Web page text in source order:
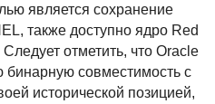
является сохранение
, также доступно ядро Red
отметить, что Oracle
бинарную совместимость с
исторической позицией,